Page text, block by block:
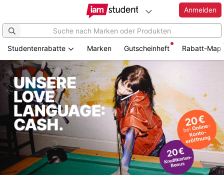
Anmelden
Studentenrabatte Marken Gutscheinheft Rabatt-Map